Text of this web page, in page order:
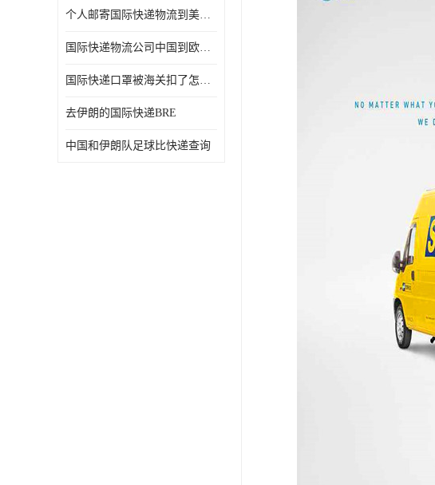
个人邮寄国际快递物流到美加墨西哥英国比利时荷兰波兰意大利
国际快递物流公司中国到欧洲英国法国德国能寄铁路空运海运
国际快递口罩被海关扣了怎么办
去伊朗的国际快递BRE
中国和伊朗队足球比快递查询